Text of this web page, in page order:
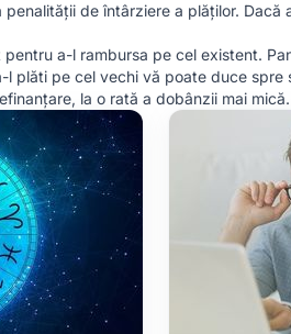
penalității de întârziere a plăților.
a-l rambursa pe cel existent.
plăti pe cel vechi vă poate duce
la o rată a dobânzii mai mică.